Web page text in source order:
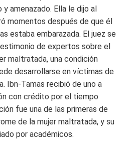
amenazado. Ella le dijo al
momentos después de que él
estaba embarazada. El juez se
de expertos sobre el
maltratada, una condición
desarrollarse en víctimas de
Ibn-Tamas recibió de uno a
con crédito por el tiempo
fue una de las primeras de
de la mujer maltratada, y su
por académicos.